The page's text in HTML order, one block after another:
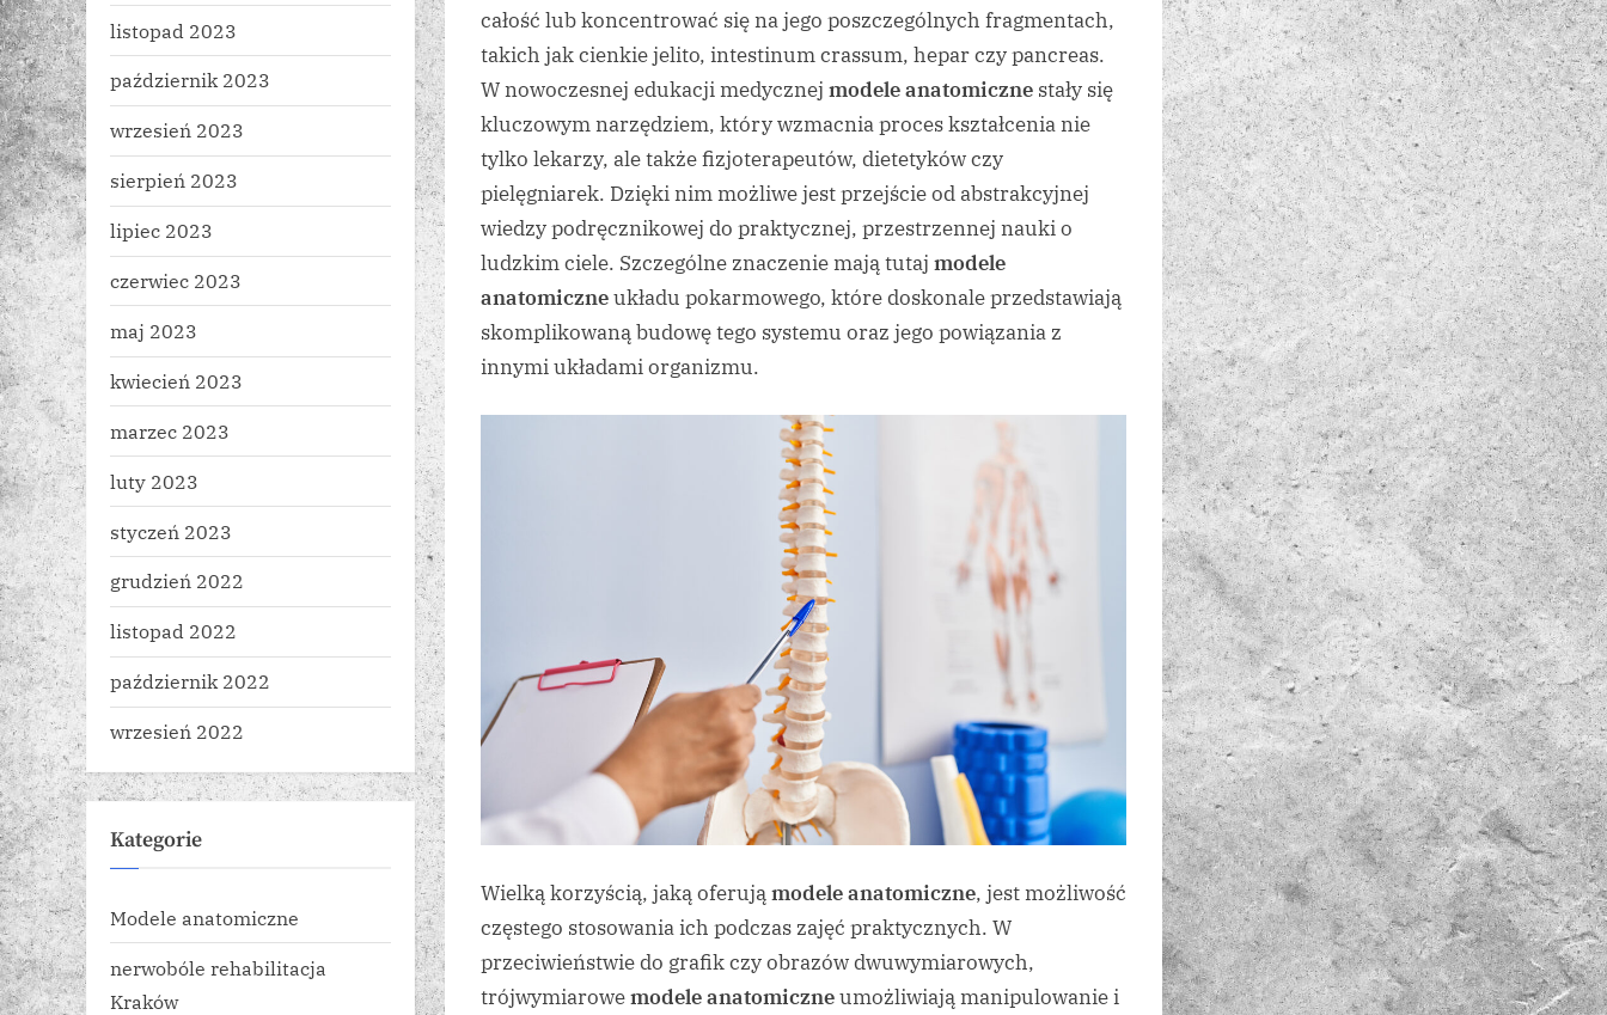
całość lub koncentrować się na jego poszczególnych fragmentach,
takich jak cienkie jelito, intestinum crassum, hepar czy pancreas.
W nowoczesnej edukacji medycznej modele anatomiczne stały się
kluczowym narzędziem, który wzmacnia proces kształcenia nie
tylko lekarzy, ale także fizjoterapeutów, dietetyków czy
pielęgniarek. Dzięki nim możliwe jest przejście od abstrakcyjnej
wiedzy podręcznikowej do praktycznej, przestrzennej nauki o
ludzkim ciele. Szczególne znaczenie mają tutaj modele
anatomiczneukładu pokarmowego, które doskonale przedstawiają
skomplikowaną budowę tego systemu oraz jego powiązania z
innymi układami organizmu.
Wielką korzyścią, jaką oferująmodele anatomiczne, jest możliwość
częstego stosowania ich podczas zajęć praktycznych. W
przeciwieństwie do grafik czy obrazów dwuwymiarowych,
trójwymiarowemodele anatomiczneumożliwiają manipulowanie i
listopad 2023
październik 2023
wrzesień 2023
sierpień 2023
lipiec 2023
czerwiec 2023
maj 2023
kwiecień 2023
marzec 2023
luty 2023
styczeń 2023
grudzień 2022
listopad 2022
październik 2022
wrzesień 2022
Kategorie
Modele anatomiczne
nerwobóle rehabilitacja
Kraków